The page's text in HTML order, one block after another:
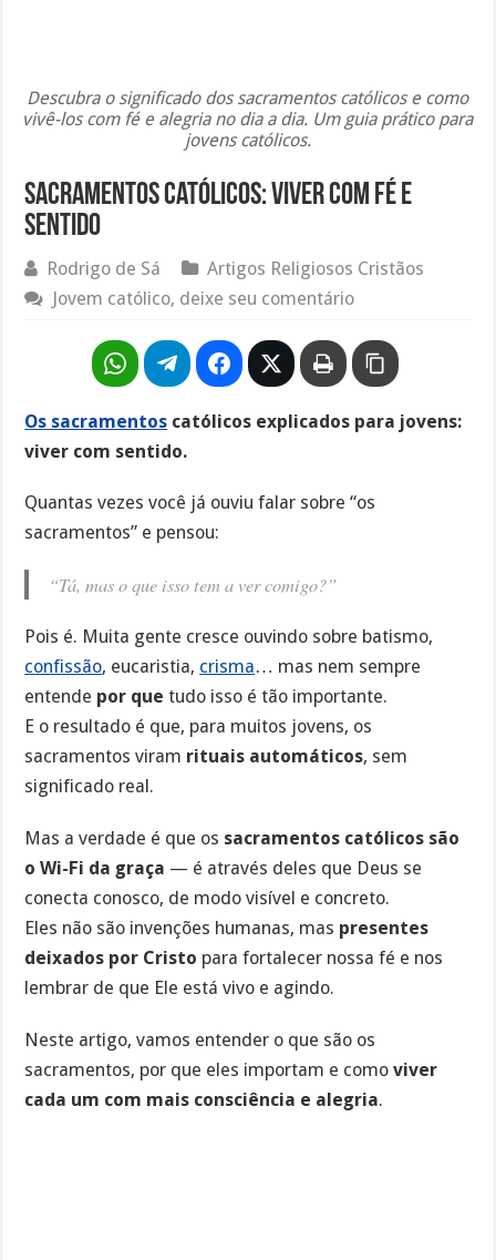
Descubra o significado dos sacramentos católicos e como
vivê-los com fé e alegria no dia a dia. Um guia prático para
jovens católicos.
Sacramentos católicos: viver com fé e
sentido
Rodrigo de Sá
Artigos Religiosos Cristãos
Jovem católico, deixe seu comentário
Os sacramentos católicos explicados para jovens:
viver com sentido.
Quantas vezes você já ouviu falar sobre “os
sacramentos” e pensou:
“Tá, mas o que isso tem a ver comigo?”
Pois é. Muita gente cresce ouvindo sobre batismo,
confissão, eucaristia, crisma… mas nem sempre
entende por que tudo isso é tão importante.
E o resultado é que, para muitos jovens, os
sacramentos viram rituais automáticos, sem
significado real.
Mas a verdade é que os sacramentos católicos são
o Wi-Fi da graça — é através deles que Deus se
conecta conosco, de modo visível e concreto.
Eles não são invenções humanas, mas presentes
deixados por Cristo para fortalecer nossa fé e nos
lembrar de que Ele está vivo e agindo.
Neste artigo, vamos entender o que são os
sacramentos, por que eles importam e comoviver
cada um com mais consciência e alegria.